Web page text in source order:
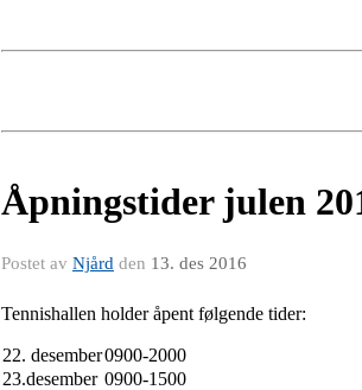
Åpningstider julen
Postet av Njård den 13. des 2016
Tennishallen holder åpent følgende tider:
22. desember0900-2000
23.desember 0900-1500